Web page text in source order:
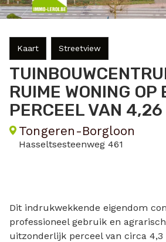
RUIME WONING OP
PERCEEL VAN 4,26
Tongeren-Borgloon
Hasseltsesteenweg 461
Kaart Streetview
Dit indrukwekkende eigendom
professioneel gebruik en
uitzonderlijk perceel van circa 4,3